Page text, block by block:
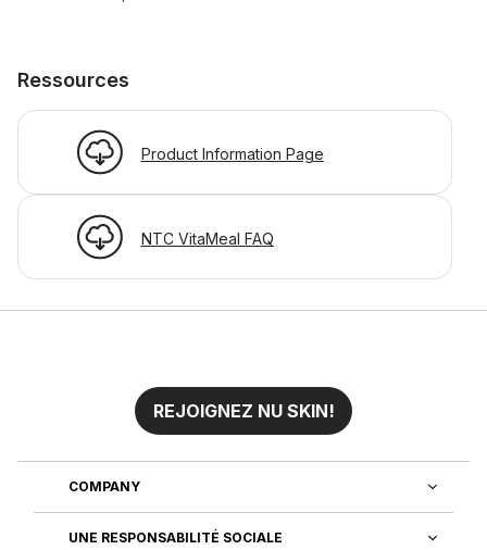
Ressources
Product Information Page
NTC VitaMeal FAQ
REJOIGNEZ NU SKIN!
COMPANY
UNE RESPONSABILITÉ SOCIALE